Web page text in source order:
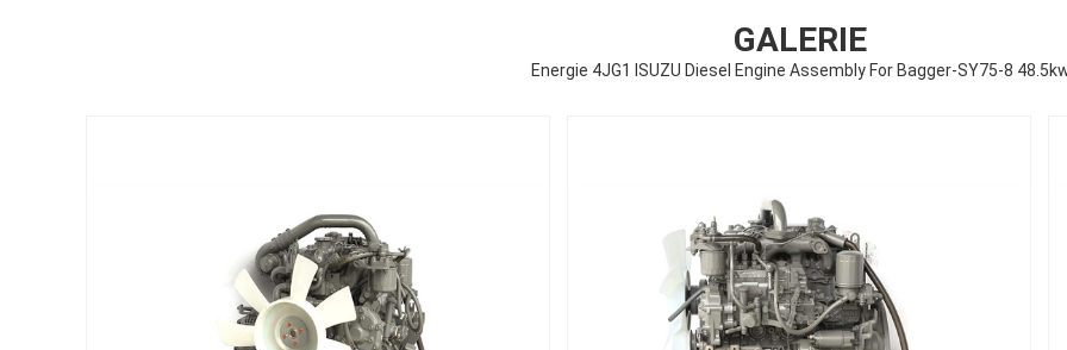
GALERIE
Energie 4JG1 ISUZU Diesel Engine Assembly For Bagger-SY75-8